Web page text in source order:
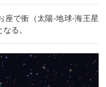
で衝（太陽‐地球‐海王星
る。